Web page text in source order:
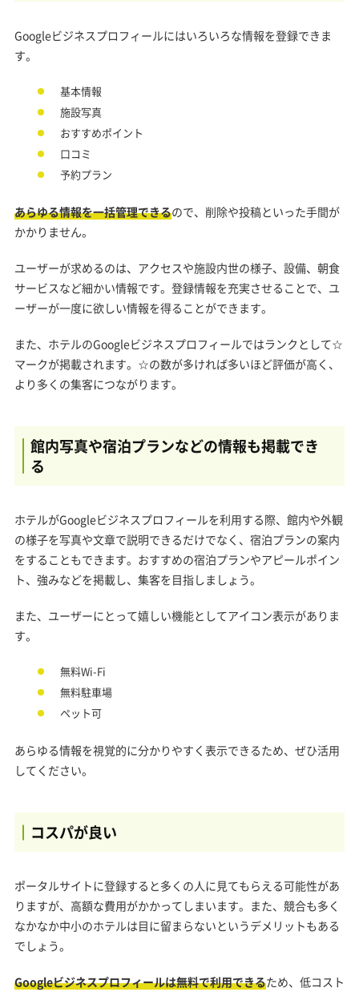
Googleビジネスプロフィールにはいろいろな情報を登録できま
す。
基本情報
施設写真
おすすめポイント
口コミ
予約プラン
あらゆる情報を一括管理できるので、削除や投稿といった手間が
かかりません。
ユーザーが求めるのは、アクセスや施設内世の様子、設備、朝食
サービスなど細かい情報です。登録情報を充実させることで、ユ
ーザーが一度に欲しい情報を得ることができます。
また、ホテルのGoogleビジネスプロフィールではランクとして☆
マークが掲載されます。☆の数が多ければ多いほど評価が高く、
より多くの集客につながります。
館内写真や宿泊プランなどの情報も掲載でき
る
ホテルがGoogleビジネスプロフィールを利用する際、館内や外観
の様子を写真や文章で説明できるだけでなく、宿泊プランの案内
をすることもできます。おすすめの宿泊プランやアピールポイン
ト、強みなどを掲載し、集客を目指しましょう。
また、ユーザーにとって嬉しい機能としてアイコン表示がありま
す。
無料Wi-Fi
無料駐車場
ペット可
あらゆる情報を視覚的に分かりやすく表示できるため、ぜひ活用
してください。
コスパが良い
ポータルサイトに登録すると多くの人に見てもらえる可能性があ
りますが、高額な費用がかかってしまいます。また、競合も多く
なかなか中小のホテルは目に留まらないというデメリットもある
でしょう。
Googleビジネスプロフィールは無料で利用できるため、低コスト